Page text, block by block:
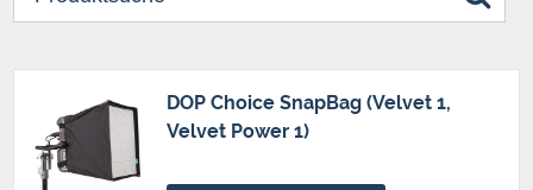
DOP Choice SnapBag (Velvet 1,
Velvet Power 1)